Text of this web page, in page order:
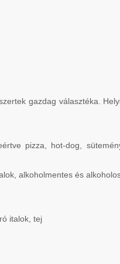
gazdag választéka.
pizza, hot-dog,
alkoholmentes és
italok, tej